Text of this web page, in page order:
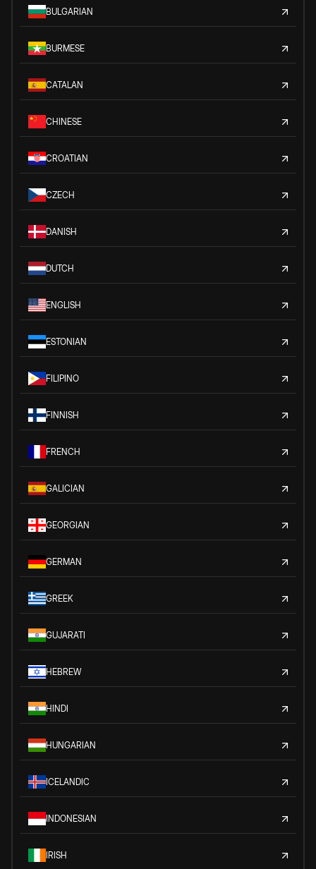
BULGARIAN
BURMESE
CATALAN
CHINESE
CROATIAN
CZECH
DANISH
DUTCH
ENGLISH
ESTONIAN
FILIPINO
FINNISH
FRENCH
GALICIAN
GEORGIAN
GERMAN
GREEK
GUJARATI
HEBREW
HINDI
HUNGARIAN
ICELANDIC
INDONESIAN
IRISH